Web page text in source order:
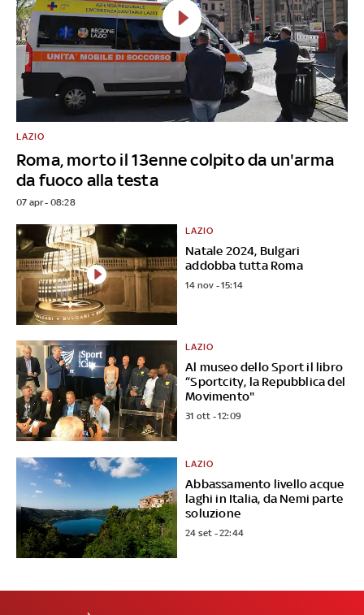
Roma, morto il 13enne colpito da un'arma
da fuoco alla testa
LAZIO
07 apr - 08:28
Natale 2024, Bulgari
addobba tutta Roma
LAZIO
14 nov - 15:14
Al museo dello Sport il libro
“Sportcity, la Repubblica del
Movimento"
LAZIO
31 ott - 12:09
Abbassamento livello acque
laghi in Italia, da Nemi parte
soluzione
LAZIO
24 set - 22:44